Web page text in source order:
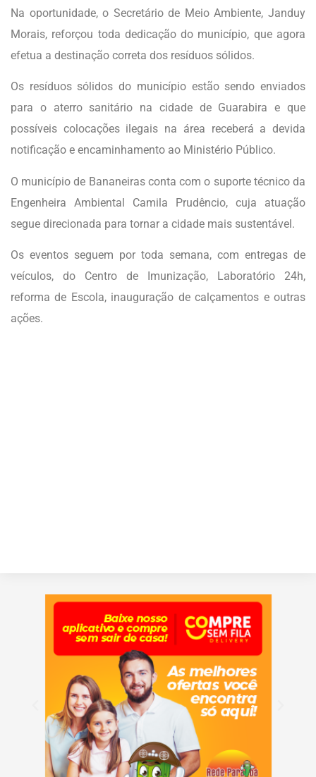
Na oportunidade, o Secretário de Meio Ambiente, Janduy
Morais, reforçou toda dedicação do município, que agora
efetua a destinação correta dos resíduos sólidos.
Os resíduos sólidos do município estão sendo enviados
para o aterro sanitário na cidade de Guarabira e que
possíveis colocações ilegais na área receberá a devida
notificação e encaminhamento ao Ministério Público.
O município de Bananeiras conta com o suporte técnico da
Engenheira Ambiental Camila Prudêncio, cuja atuação
segue direcionada para tornar a cidade mais sustentável.
Os eventos seguem por toda semana, com entregas de
veículos, do Centro de Imunização, Laboratório 24h,
reforma de Escola, inauguração de calçamentos e outras
ações.